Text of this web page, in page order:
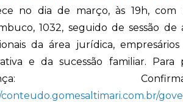
no dia de março, às 19h,
1032, seguido de sessão
da área jurídica,
e da sucessão familiar.
conteudo.gomesaltimari.com.br/